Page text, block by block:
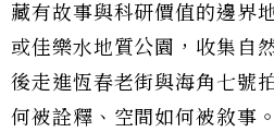
藏有故事與科研價值的邊界
或佳樂水地質公園，收集自
後走進恆春老街與海角七號
何被詮釋、空間如何被敘事